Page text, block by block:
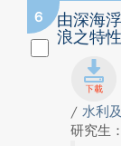
6
由深海
浪之特性
/ 水利
研究生